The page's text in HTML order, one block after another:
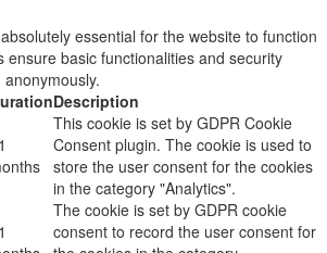
essential for the website to function
ensure basic functionalities and security
Description
This cookie is set by GDPR Cookie
Consent plugin. The cookie is used to
store the user consent for the cookies
in the category "Analytics".
The cookie is set by GDPR cookie
consent to record the user consent for